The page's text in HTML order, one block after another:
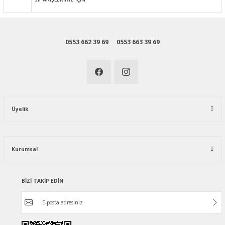
0553 662 39 69 0553 663 39 69
Üyelik
Kurumsal
BİZİ TAKİP EDİN